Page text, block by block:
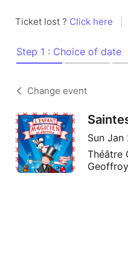
Ticket lost ? Click here
Step 1 : Choice of date
Change event
Sun Jan
Théâtre